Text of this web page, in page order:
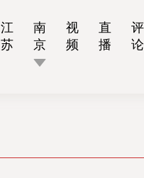
江
苏
南
京
视
频
直
播
评
论